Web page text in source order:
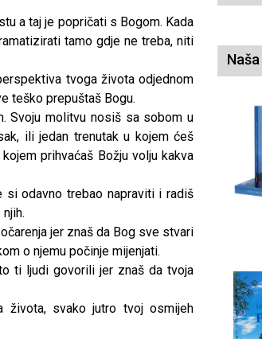
a taj je popričati s Bogom. Kada
tamo gdje ne treba, niti
tvoga života odjednom
teško prepuštaš Bogu.
Svoju molitvu nosiš sa sobom u
ili jedan trenutak u kojem ćeš
prihvaćaš Božju volju kakva
si odavno trebao napraviti i radiš
jer znaš da Bog sve stvari
o njemu počinje mijenjati.
ti ljudi govorili jer znaš da tvoja
života, svako jutro tvoj osmijeh